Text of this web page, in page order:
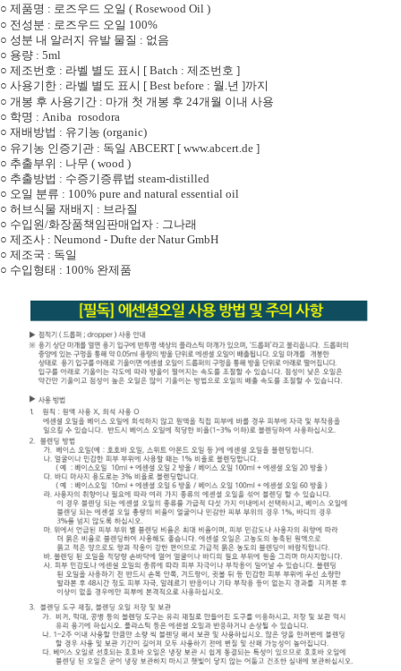
○ 제품명 : 로즈우드 오일 ( Rosewood Oil )
○ 전성분 : 로즈우드 오일 100%
○ 성분 내 알러지 유발 물질 : 없음
○ 용량 : 5ml
○ 제조번호 : 라벨 별도 표시 [ Batch : 제조번호 ]
○ 사용기한 : 라벨 별도 표시 [ Best before : 월.년 ]까지
○ 개봉 후 사용기간 : 마개 첫 개봉 후 24개월 이내 사용
○ 학명 : Aniba rosodora
○ 재배방법 : 유기농 (organic)
○ 유기농 인증기관 : 독일 ABCERT [ www.abcert.de ]
○ 추출부위 : 나무 ( wood )
○ 추출방법 : 수증기증류법 steam-distilled
○ 오일 분류 : 100% pure and natural essential oil
○ 허브식물 재배지 : 브라질
○ 수입원/화장품책임판매업자 : 그나래
○ 제조사 : Neumond - Dufte der Natur GmbH
○ 제조국 : 독일
○ 수입형태 : 100% 완제품